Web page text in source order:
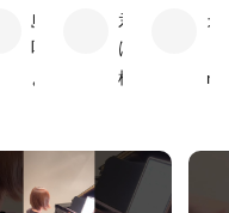
島
唄
君
は
と
ち
オ
ビ
聴